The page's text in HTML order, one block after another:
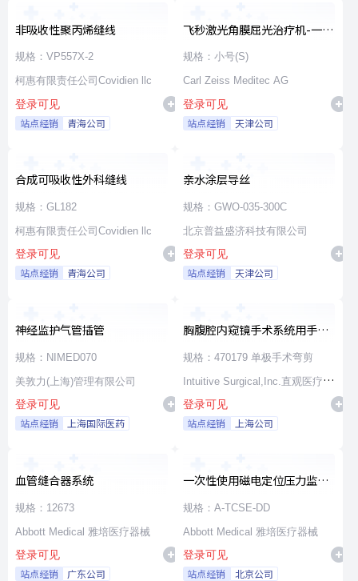
非吸收性聚丙烯缝线
规格：VP557X-2
柯惠有限责任公司Covidien llc
登录可见
站点经销 青海公司
飞秒激光角膜屈光治疗机-一次
性使用无菌治疗包
规格：小号(S)
Carl Zeiss Meditec AG
登录可见
站点经销 天津公司
合成可吸收性外科缝线
规格：GL182
柯惠有限责任公司Covidien llc
登录可见
站点经销 青海公司
亲水涂层导丝
规格：GWO-035-300C
北京普益盛济科技有限公司
登录可见
站点经销 天津公司
神经监护气管插管
规格：NIMED070
美敦力(上海)管理有限公司
登录可见
站点经销 上海国际医药
胸腹腔内窥镜手术系统用手术
器械
规格：470179 单极手术弯剪
Intuitive Surgical,Inc.直观医疗公
司
登录可见
站点经销 上海公司
血管缝合器系统
规格：12673
Abbott Medical 雅培医疗器械
登录可见
站点经销 广东公司
一次性使用磁电定位压力监测
消融导管
规格：A-TCSE-DD
Abbott Medical 雅培医疗器械
登录可见
站点经销 北京公司